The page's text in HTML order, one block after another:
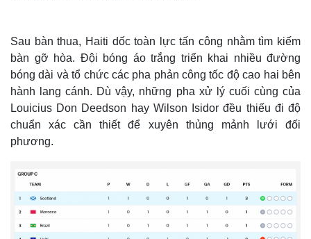
Thế giới
Quan sát
Cuộc sống đó đây
Hồ sơ
Multimedia
Video
Ảnh
E-Magazine
Infographic
Sau bàn thua, Haiti dốc toàn lực tấn công nhằm tìm kiếm
bàn gỡ hòa. Đội bóng áo trắng triển khai nhiều đường
bóng dài và tổ chức các pha phản công tốc độ cao hai bên
hành lang cánh. Dù vậy, những pha xử lý cuối cùng của
Louicius Don Deedson hay Wilson Isidor đều thiếu đi độ
chuẩn xác cần thiết để xuyên thủng mảnh lưới đối
phương.